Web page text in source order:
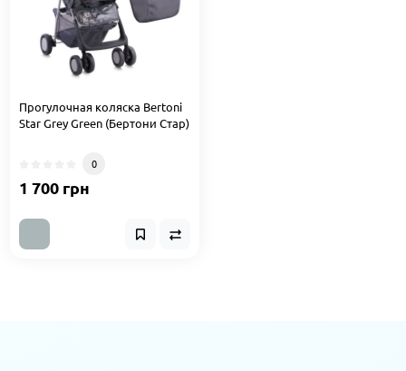
Прогулочная коляска Bertoni
Star Grey Green (Бертони Стар)
0
1 700 грн